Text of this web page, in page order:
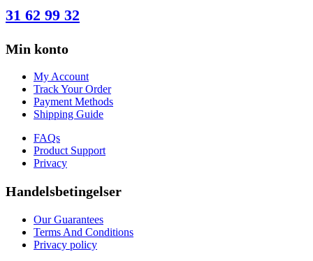
31 62 99 32
Min konto
My Account
Track Your Order
Payment Methods
Shipping Guide
FAQs
Product Support
Privacy
Handelsbetingelser
Our Guarantees
Terms And Conditions
Privacy policy